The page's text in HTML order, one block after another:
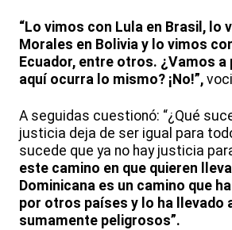
“Lo vimos con Lula en Brasil, lo
Morales en Bolivia y lo vimos
Ecuador, entre otros. ¿Vamos a
aquí ocurra lo mismo? ¡No!”,
A seguidas cuestionó: “¿Qué
justicia deja de ser igual para
sucede que ya no hay justicia
este camino en que quieren
Dominicana es un camino que
por otros países y lo ha llevado
sumamente peligrosos”.